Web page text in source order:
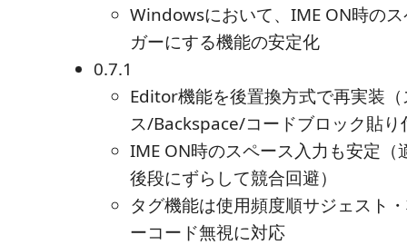
Windowsにおいて、IME ON時の
ガーにする機能の安定化
0.7.1
Editor機能を後置換方式で再実装
ス/Backspace/コードブロック貼り
IME ON時のスペース入力も安定（
後段にずらして競合回避）
タグ機能は使用頻度順サジェスト
ーコード無視に対応